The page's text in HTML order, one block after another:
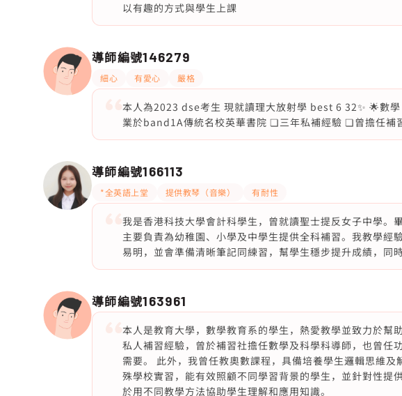
以有趣的方式與學生上課
導師編號146279
細心 有愛心 嚴格
本人為2023 dse考生 現就讀理大放射學 best 6 32✨ 🌟數
業於band1A傳統名校英華書院 ❏三年私補經驗 ❏曾擔任補
導師編號166113
*全英語上堂 提供教琴（音樂） 有耐性
我是香港科技大學會計科學生，曾就讀聖士提反女子中學。
主要負責為幼稚園、小學及中學生提供全科補習。我教學經
易明，並會準備清晰筆記同練習，幫學生穩步提升成績，同
導師編號163961
本人是教育大學，數學教育系的學生，熱愛教學並致力於幫
私人補習經驗，曾於補習社擔任數學及科學科導師，也曾任
需要。 此外，我曾任教奧數課程，具備培養學生邏輯思維
殊學校實習，能有效照顧不同學習背景的學生，並針對性提
於用不同教學方法協助學生理解和應用知識。